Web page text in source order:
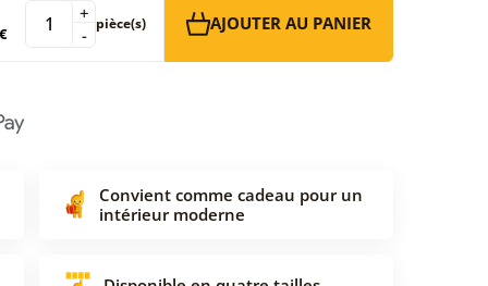
-
+ pièce(s) AJOUTER AU PANIER
Convient comme cadeau pour un
intérieur moderne